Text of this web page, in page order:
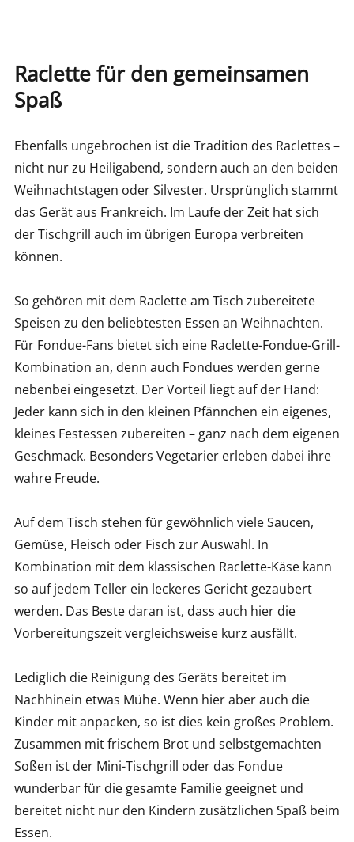
Raclette für den gemeinsamen
Spaß
Ebenfalls ungebrochen ist die Tradition des Raclettes –
nicht nur zu Heiligabend, sondern auch an den beiden
Weihnachtstagen oder Silvester. Ursprünglich stammt
das Gerät aus Frankreich. Im Laufe der Zeit hat sich
der Tischgrill auch im übrigen Europa verbreiten
können.
So gehören mit dem Raclette am Tisch zubereitete
Speisen zu den beliebtesten Essen an Weihnachten.
Für Fondue-Fans bietet sich eine Raclette-Fondue-Grill-
Kombination an, denn auch Fondues werden gerne
nebenbei eingesetzt. Der Vorteil liegt auf der Hand:
Jeder kann sich in den kleinen Pfännchen ein eigenes,
kleines Festessen zubereiten – ganz nach dem eigenen
Geschmack. Besonders Vegetarier erleben dabei ihre
wahre Freude.
Auf dem Tisch stehen für gewöhnlich viele Saucen,
Gemüse, Fleisch oder Fisch zur Auswahl. In
Kombination mit dem klassischen Raclette-Käse kann
so auf jedem Teller ein leckeres Gericht gezaubert
werden. Das Beste daran ist, dass auch hier die
Vorbereitungszeit vergleichsweise kurz ausfällt.
Lediglich die Reinigung des Geräts bereitet im
Nachhinein etwas Mühe. Wenn hier aber auch die
Kinder mit anpacken, so ist dies kein großes Problem.
Zusammen mit frischem Brot und selbstgemachten
Soßen ist der Mini-Tischgrill oder das Fondue
wunderbar für die gesamte Familie geeignet und
bereitet nicht nur den Kindern zusätzlichen Spaß beim
Essen.